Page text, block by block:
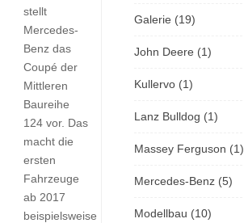
stellt
Mercedes-
Benz das
Coupé der
Mittleren
Baureihe
124 vor. Das
macht die
ersten
Fahrzeuge
ab 2017
beispielsweise
Galerie (19)
John Deere (1)
Kullervo (1)
Lanz Bulldog (1)
Massey Ferguson (1)
Mercedes-Benz (5)
Modellbau (10)